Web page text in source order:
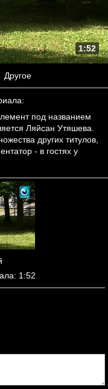
1:52
Другое
:
под названием
Ляйсан Утяшева.
других титулов,
- в гостях у
: 1:52